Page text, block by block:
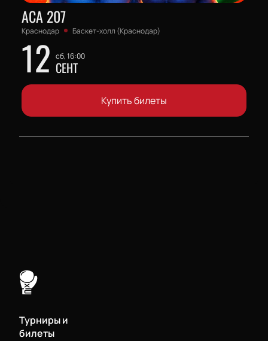
АСА 207
Краснодар Баскет-холл (Краснодар)
12 сб, 16:00
СЕНТ
Купить билеты
Турниры и
билеты